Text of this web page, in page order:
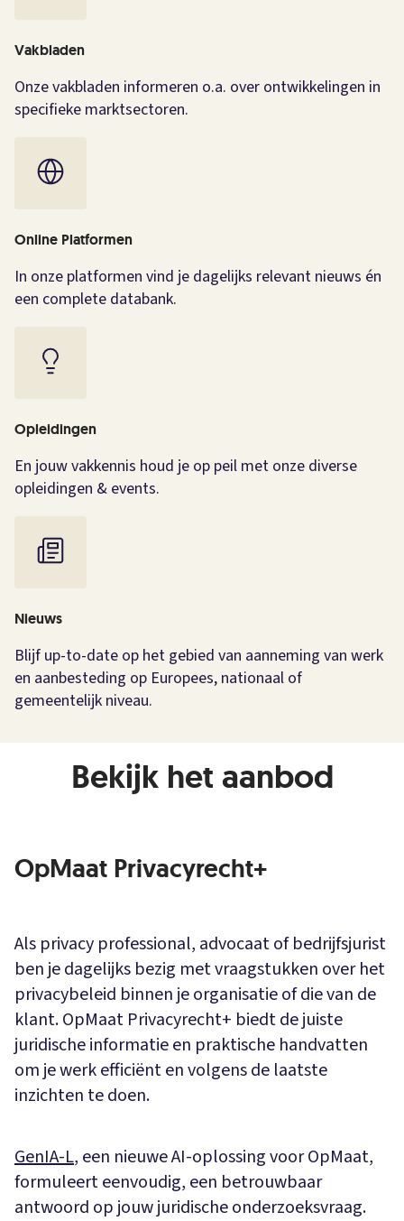
Vakbladen
Onze vakbladen informeren o.a. over ontwikkelingen in
specifieke marktsectoren.
Online Platformen
In onze platformen vind je dagelijks relevant nieuws én
een complete databank.
Opleidingen
En jouw vakkennis houd je op peil met onze diverse
opleidingen & events.
Nieuws
Blijf up-to-date op het gebied van aanneming van werk
en aanbesteding op Europees, nationaal of
gemeentelijk niveau.
Bekijk het aanbod
OpMaat Privacyrecht+
Als privacy professional, advocaat of bedrijfsjurist
ben je dagelijks bezig met vraagstukken over het
privacybeleid binnen je organisatie of die van de
klant. OpMaat Privacyrecht+ biedt de juiste
juridische informatie en praktische handvatten
om je werk efficiënt en volgens de laatste
inzichten te doen.
GenIA-L, een nieuwe AI-oplossing voor OpMaat,
formuleert eenvoudig, een betrouwbaar
antwoord op jouw juridische onderzoeksvraag.